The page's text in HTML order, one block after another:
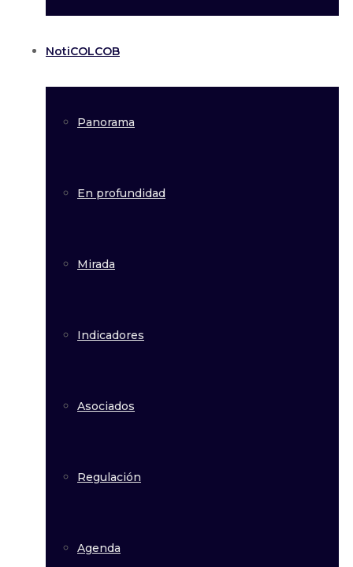
NotiCOLCOB
Panorama
En profundidad
Mirada
Indicadores
Asociados
Regulación
Agenda